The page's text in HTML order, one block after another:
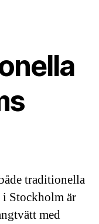
traditionella
Stockholm är
med